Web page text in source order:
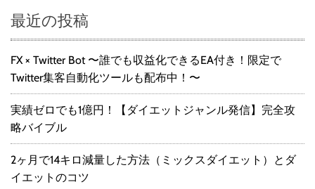
最近の投稿
FX × Twitter Bot 〜誰でも収益化できるEA付き！限定で
Twitter集客自動化ツールも配布中！〜
実績ゼロでも1億円！【ダイエットジャンル発信】完全攻
略バイブル
2ヶ月で14キロ減量した方法（ミックスダイエット）とダ
イエットのコツ